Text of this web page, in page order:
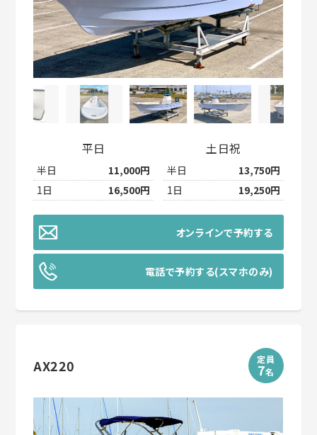
平日
半日
11,000円
1日
16,500円
土日祝
半日
13,750円
1日
19,250円
オンラインで予約する
電話で予約する(スマホのみ)
AX220 定員
7名